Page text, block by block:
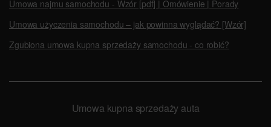
Umowa najmu samochodu - Wzór [pdf] | Omówienie | Porady
Umowa użyczenia samochodu – jak powinna wyglądać? [Wzór]
Zgubiona umowa kupna sprzedaży samochodu - co robić?
Umowa kupna sprzedaży auta